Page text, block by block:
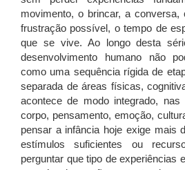
movimento, o brincar, a
frustração possível, o tempo de
que se vive. Ao longo desta
desenvolvimento humano não
como uma sequência rígida de
separada de áreas físicas,
acontece de modo integrado, nas
corpo, pensamento, emoção,
pensar a infância hoje exige mais
estímulos suficientes ou
perguntar que tipo de experiências